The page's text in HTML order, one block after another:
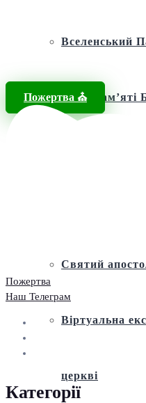
Вселенський
Фонд пам’яті
Святий
Віртуальна
церкві
Пожертва ⛪️
Пожертва
Наш Телеграм
Категорії